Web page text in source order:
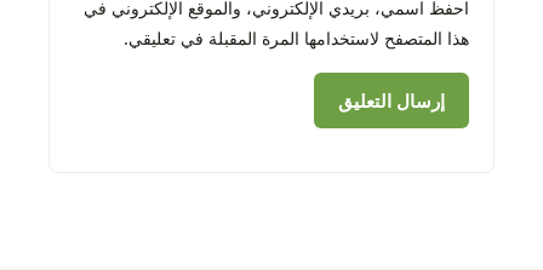
احفظ اسمي، بريدي الإلكتروني، والموقع الإلكتروني في
هذا المتصفح لاستخدامها المرة المقبلة في تعليقي.